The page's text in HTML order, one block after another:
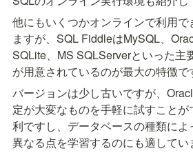
他にもいくつかオンラインで利用で
ますが、SQL FiddleはMySQL、
SQLite、MS SQLServerといった主
が用意されているのが最大の特徴で
バージョンは少し古いですが、
定が大変なものを手軽に試すこと
利ですし、データベースの種類に
異なる点を学習するのにも適してい